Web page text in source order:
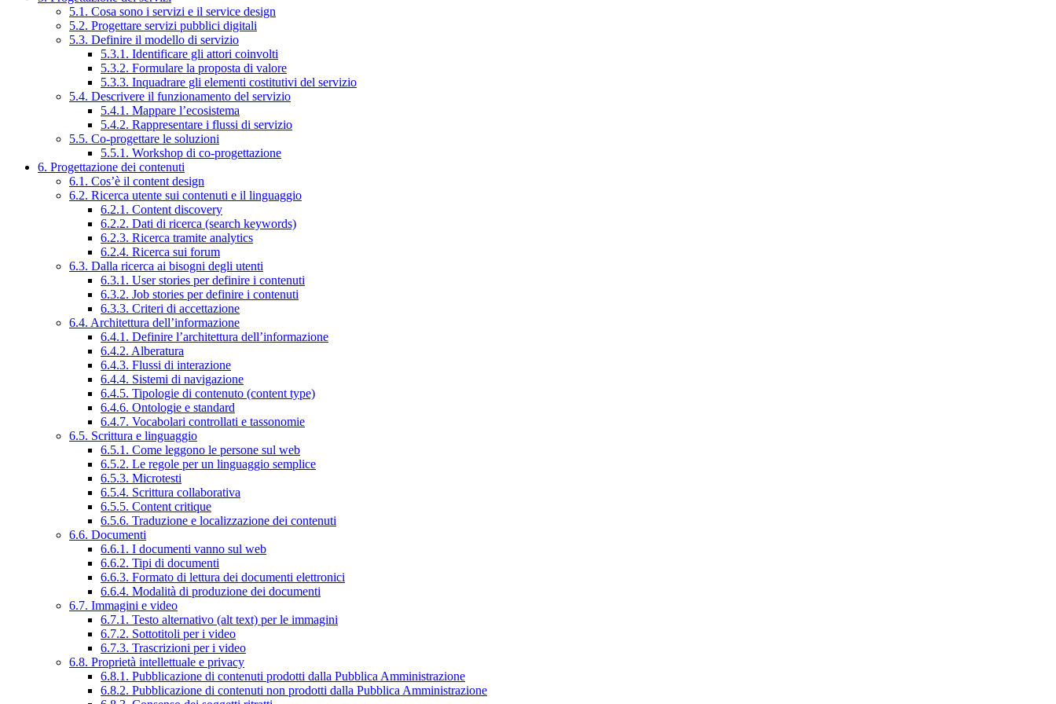
5.1. Cosa sono i servizi e il service design
5.2. Progettare servizi pubblici digitali
5.3. Definire il modello di servizio
5.3.1. Identificare gli attori coinvolti
5.3.2. Formulare la proposta di valore
5.3.3. Inquadrare gli elementi costitutivi del servizio
5.4. Descrivere il funzionamento del servizio
5.4.1. Mappare l’ecosistema
5.4.2. Rappresentare i flussi di servizio
5.5. Co-progettare le soluzioni
5.5.1. Workshop di co-progettazione
6. Progettazione dei contenuti
6.1. Cos’è il content design
6.2. Ricerca utente sui contenuti e il linguaggio
6.2.1. Content discovery
6.2.2. Dati di ricerca (search keywords)
6.2.3. Ricerca tramite analytics
6.2.4. Ricerca sui forum
6.3. Dalla ricerca ai bisogni degli utenti
6.3.1. User stories per definire i contenuti
6.3.2. Job stories per definire i contenuti
6.3.3. Criteri di accettazione
6.4. Architettura dell’informazione
6.4.1. Definire l’architettura dell’informazione
6.4.2. Alberatura
6.4.3. Flussi di interazione
6.4.4. Sistemi di navigazione
6.4.5. Tipologie di contenuto (content type)
6.4.6. Ontologie e standard
6.4.7. Vocabolari controllati e tassonomie
6.5. Scrittura e linguaggio
6.5.1. Come leggono le persone sul web
6.5.2. Le regole per un linguaggio semplice
6.5.3. Microtesti
6.5.4. Scrittura collaborativa
6.5.5. Content critique
6.5.6. Traduzione e localizzazione dei contenuti
6.6. Documenti
6.6.1. I documenti vanno sul web
6.6.2. Tipi di documenti
6.6.3. Formato di lettura dei documenti elettronici
6.6.4. Modalità di produzione dei documenti
6.7. Immagini e video
6.7.1. Testo alternativo (alt text) per le immagini
6.7.2. Sottotitoli per i video
6.7.3. Trascrizioni per i video
6.8. Proprietà intellettuale e privacy
6.8.1. Pubblicazione di contenuti prodotti dalla Pubblica Amministrazione
6.8.2. Pubblicazione di contenuti non prodotti dalla Pubblica Amministrazione